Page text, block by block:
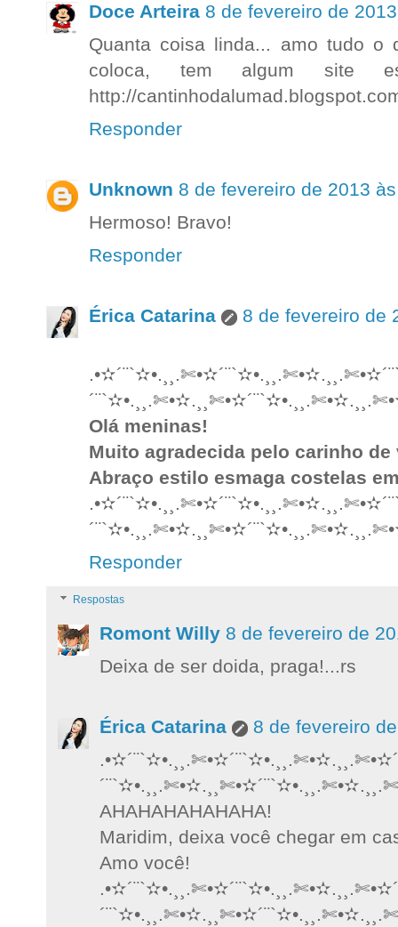
Doce Arteira 8 de fevereiro de
Quanta coisa linda... amo tudo
coloca, tem algum site
http://
Responder
Unknown 8 de fevereiro de 2013
Hermoso! Bravo!
Responder
Érica Catarina 8 de fevereiro de
Olá meninas!
Muito agradecida pelo carinho de
Abraço estilo esmaga costelas
Responder
Respostas
Romont Willy 8 de fevereiro de
Deixa de ser doida, praga!...rs
Érica Catarina
8 de fevereiro
AHAHAHAHAHAHA!
Maridim, deixa você chegar em
Amo você!